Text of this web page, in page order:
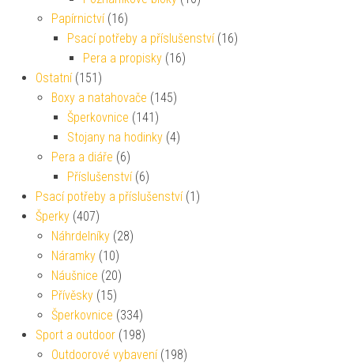
Papírnictví (16)
Psací potřeby a příslušenství (16)
Pera a propisky (16)
Ostatní (151)
Boxy a natahovače (145)
Šperkovnice (141)
Stojany na hodinky (4)
Pera a diáře (6)
Příslušenství (6)
Psací potřeby a příslušenství (1)
Šperky (407)
Náhrdelníky (28)
Náramky (10)
Náušnice (20)
Přívěsky (15)
Šperkovnice (334)
Sport a outdoor (198)
Outdoorové vybavení (198)